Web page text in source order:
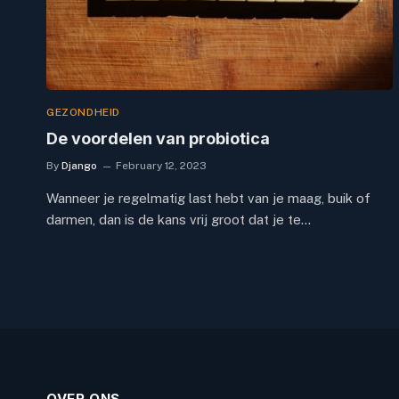
GEZONDHEID
De voordelen van probiotica
By Django February 12, 2023
Wanneer je regelmatig last hebt van je maag, buik of
darmen, dan is de kans vrij groot dat je te…